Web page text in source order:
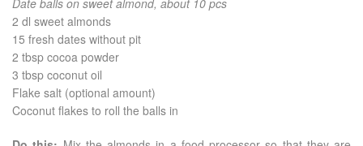
2 dl sweet almonds
15 fresh dates without pit
2 tbsp cocoa powder
3 tbsp coconut oil
Flake salt (optional amount)
Coconut flakes to roll the balls in